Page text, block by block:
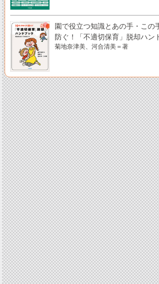
園で役立つ知識とあの手・こ
防ぐ！「不適切保育」脱却ハン
菊地奈津美、河合清美＝著